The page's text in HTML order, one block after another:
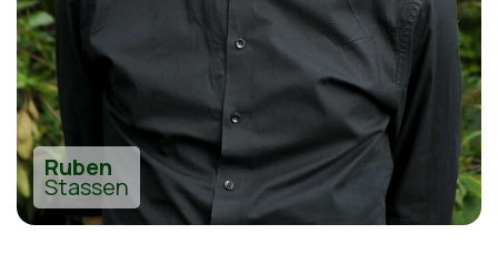
Ruben
Stassen